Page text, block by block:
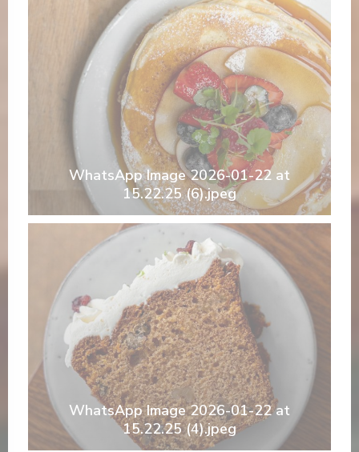
WhatsApp Image 2026-01-22 at
15.22.25 (6).jpeg
WhatsApp Image 2026-01-22 at
15.22.25 (4).jpeg